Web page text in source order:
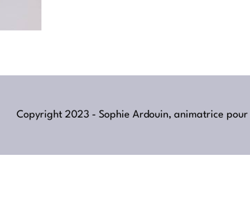
Copyright 2023 - Sophie Ardouin, animatrice pour